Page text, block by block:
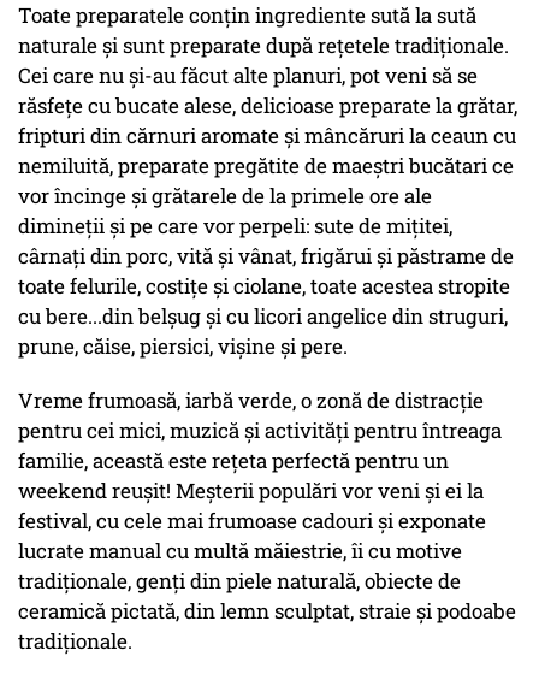
Toate preparatele conţin ingrediente sută la sută
naturale şi sunt preparate după reţetele tradiţionale.
Cei care nu și-au făcut alte planuri, pot veni să se
răsfețe cu bucate alese, delicioase preparate la grătar,
fripturi din cărnuri aromate și mâncăruri la ceaun cu
nemiluită, preparate pregătite de maeștri bucătari ce
vor încinge și grătarele de la primele ore ale
dimineții și pe care vor perpeli: sute de miţitei,
cârnați din porc, vită și vânat, frigărui și păstrame de
toate felurile, costițe și ciolane, toate acestea stropite
cu bere...din belșug și cu licori angelice din struguri,
prune, căise, piersici, vișine și pere.
Vreme frumoasă, iarbă verde, o zonă de distracție
pentru cei mici, muzică și activități pentru întreaga
familie, această este rețeta perfectă pentru un
weekend reușit! Meșterii populări vor veni și ei la
festival, cu cele mai frumoase cadouri și exponate
lucrate manual cu multă măiestrie, îi cu motive
tradiţionale, genți din piele naturală, obiecte de
ceramică pictată, din lemn sculptat, straie și podoabe
tradiționale.